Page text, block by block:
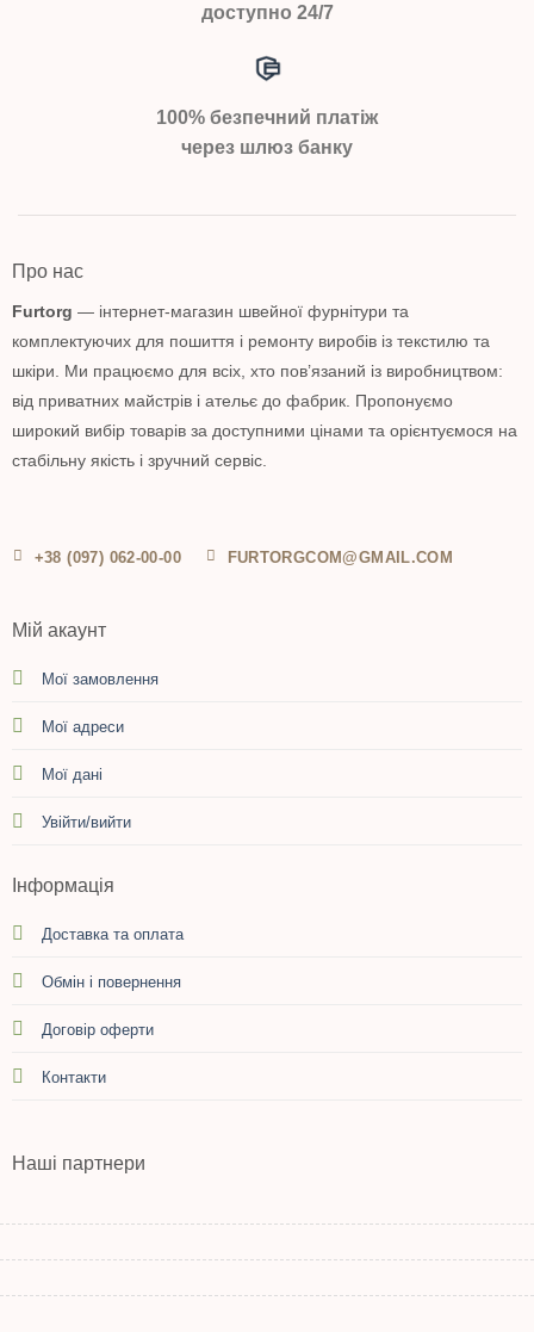
доступно 24/7
100% безпечний платіж
через шлюз банку
Про нас
Furtorg — інтернет-магазин швейної фурнітури та
комплектуючих для пошиття і ремонту виробів із текстилю та
шкіри. Ми працюємо для всіх, хто пов’язаний із виробництвом:
від приватних майстрів і ательє до фабрик. Пропонуємо
широкий вибір товарів за доступними цінами та орієнтуємося на
стабільну якість і зручний сервіс.
+38 (097) 062-00-00 FURTORGCOM@GMAIL.COM
Мій акаунт
Мої замовлення
Мої адреси
Мої дані
Увійти/вийти
Інформація
Доставка та оплата
Обмін і повернення
Договір оферти
Контакти
Наші партнери